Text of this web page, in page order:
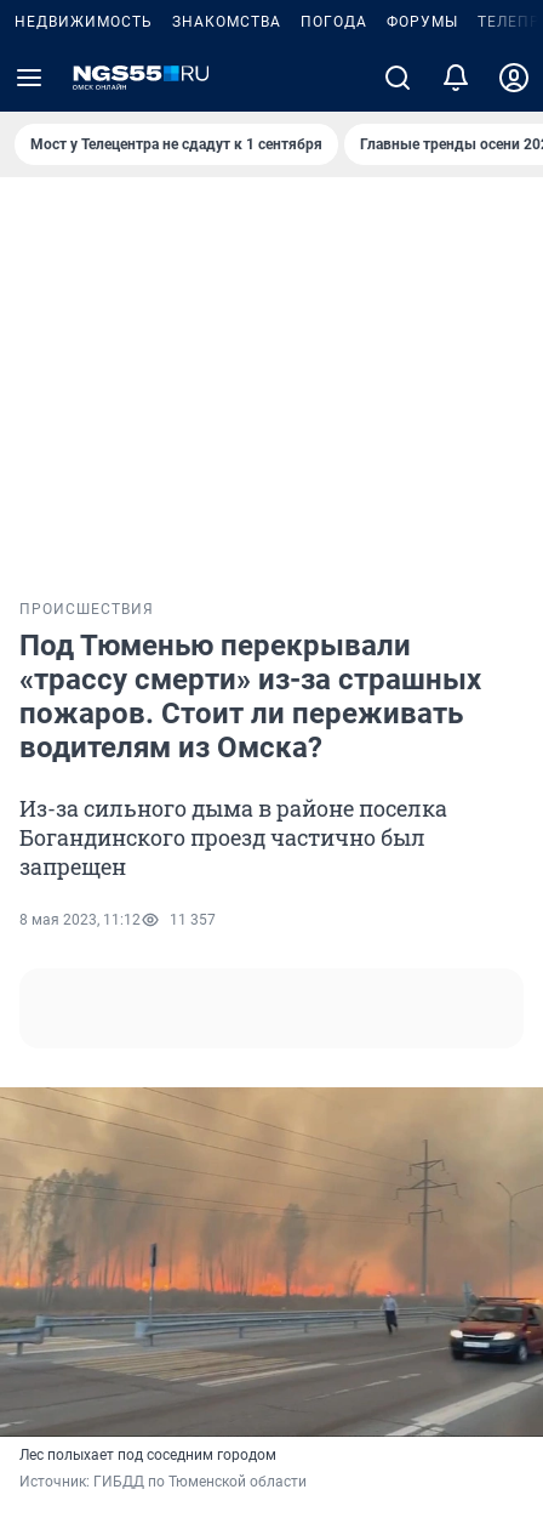
НЕДВИЖИМОСТЬ ЗНАКОМСТВА ПОГОДА ФОРУМЫ
Мост у Телецентра не сдадут к 1 сентября Главные тренды осени
ПРОИСШЕСТВИЯ
Под Тюменью перекрывали
«трассу смерти» из-за страшных
пожаров. Стоит ли переживать
водителям из Омска?
Из-за сильного дыма в районе поселка
Богандинского проезд частично был
запрещен
8 мая 2023, 11:12 11 357
Лес полыхает под соседним городом
Источник: ГИБДД по Тюменской области